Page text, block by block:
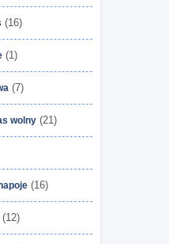
(16)
(1)
(7)
wolny (21)
(16)
(12)